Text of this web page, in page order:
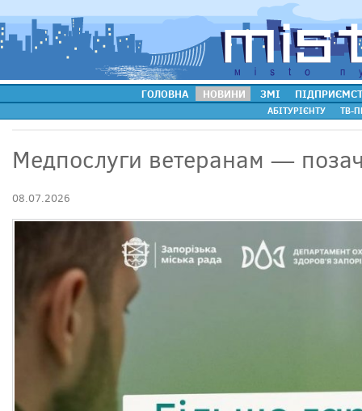
ГОЛОВНА НОВИНИ ЗМІ
АБІТУРІЄНТУ ТВ-
Медпослуги ветеранам —
08.07.2026